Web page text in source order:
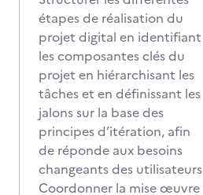
étapes de réalisation du
projet digital en identifiant
les composantes clés du
projet en hiérarchisant les
tâches et en définissant les
jalons sur la base des
principes d’itération, afin
de réponde aux besoins
changeants des utilisateurs
Coordonner la mise œuvre